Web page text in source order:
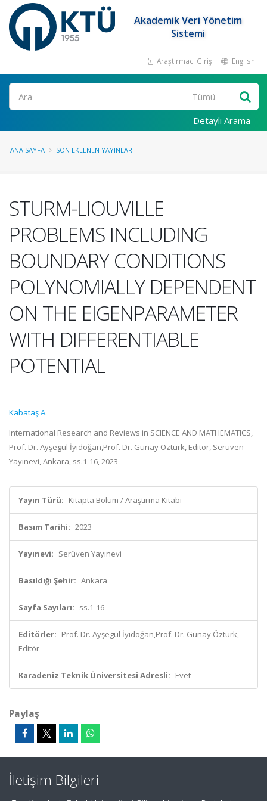
Akademik Veri Yönetim
Sistemi
Araştırmacı Girişi English
Ara
Detaylı Arama
ANA SAYFA SON EKLENEN YAYINLAR
STURM-LIOUVILLE
PROBLEMS INCLUDING
BOUNDARY CONDITIONS
POLYNOMIALLY DEPENDENT
ON THE EIGENPARAMETER
WITH DIFFERENTIABLE
POTENTIAL
Kabataş A.
International Research and Reviews in SCIENCE AND MATHEMATICS,
Prof. Dr. Ayşegül İyidoğan,Prof. Dr. Günay Öztürk, Editör, Serüven
Yayınevi, Ankara, ss.1-16, 2023
Yayın Türü: Kitapta Bölüm / Araştırma Kitabı
Basım Tarihi: 2023
Yayınevi: Serüven Yayınevi
Basıldığı Şehir: Ankara
Sayfa Sayıları: ss.1-16
Editörler: Prof. Dr. Ayşegül İyidoğan,Prof. Dr. Günay Öztürk,
Editör
Karadeniz Teknik Üniversitesi Adresli: Evet
Paylaş
İletişim Bilgileri